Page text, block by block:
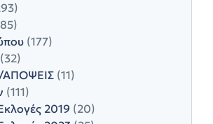
(177)
(32)
ΑΠΟΨΕΙΣ (11)
(111)
2019 (20)